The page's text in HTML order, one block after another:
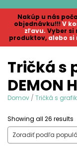
Nakúp u nás
objednávku!!! V
zľavu. Vyber si
produktov, alebo
Tričká s
DEMON
Domov / Tričká s
Showing all 26 results